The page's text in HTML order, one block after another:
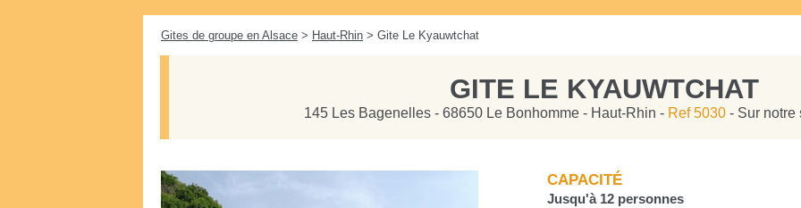
Gites de groupe en Alsace > Haut-Rhin > Gite Le Kyauwtchat
GITE LE KYAUWTCHAT
145 Les Bagenelles - 68650 Le Bonhomme - Haut-Rhin - Ref 5030 - Sur notre
CAPACITÉ
Jusqu'à 12 personnes